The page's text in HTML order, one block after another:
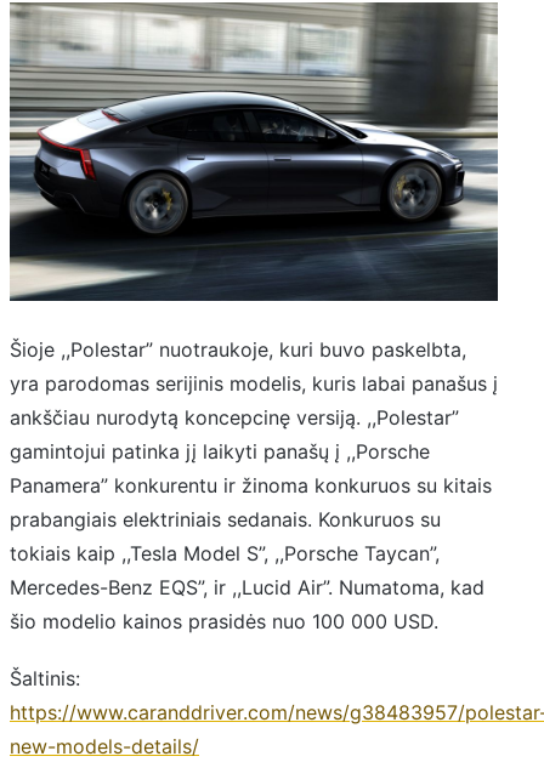
Šioje ,,Polestar” nuotraukoje, kuri buvo paskelbta,
yra parodomas serijinis modelis, kuris labai panašus į
ankščiau nurodytą koncepcinę versiją. ,,Polestar”
gamintojui patinka jį laikyti panašų į ,,Porsche
Panamera” konkurentu ir žinoma konkuruos su kitais
prabangiais elektriniais sedanais. Konkuruos su
tokiais kaip ,,Tesla Model S”, ,,Porsche Taycan”,
Mercedes-Benz EQS”, ir ,,Lucid Air”. Numatoma, kad
šio modelio kainos prasidės nuo 100 000 USD.
Šaltinis:
https://www.caranddriver.com/news/g38483957/
new-models-details/